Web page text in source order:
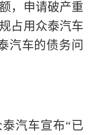
，申请破产重
占用众泰汽车
汽车的债务问
汽车宣布“已